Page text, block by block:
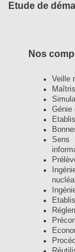
Etude de
Nos
Veille
Génie
Sens